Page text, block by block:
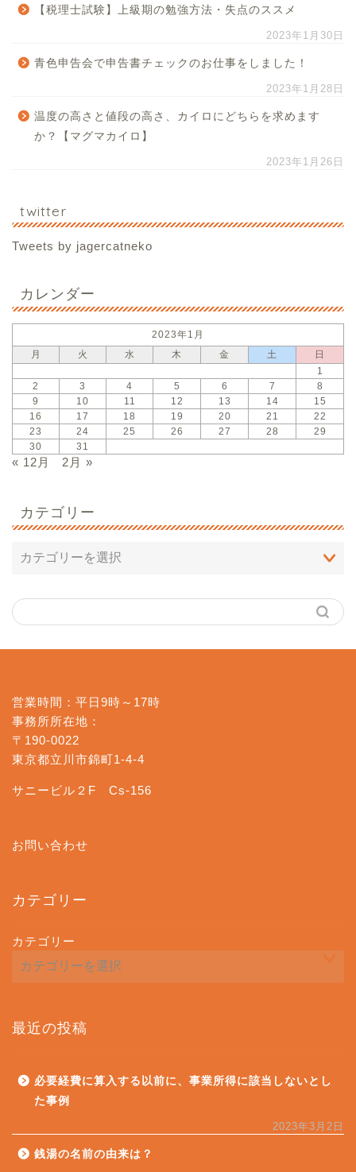
【税理士試験】上級期の勉強方法・失点のススメ
2023年1月30日
青色申告会で申告書チェックのお仕事をしました！
2023年1月28日
温度の高さと値段の高さ、カイロにどちらを求めます
か？【マグマカイロ】
2023年1月26日
twitter
Tweets by jagercatneko
カレンダー
2023年1月
月
火 水 木 金 土
日
1
2
3 4 5 6 7
8
9
10 11 12 13 14
15
16
17 18 19 20 21
22
23
24 25 26 27 28
29
30
31
« 12月 2月 »
カテゴリー
営業時間：平日9時～17時
事務所所在地：
〒190-0022
東京都立川市錦町1-4-4
サニービル２F Cs-156
お問い合わせ
カテゴリー
カテゴリー
最近の投稿
必要経費に算入する以前に、事業所得に該当しないとし
た事例
2023年3月2日
銭湯の名前の由来は？